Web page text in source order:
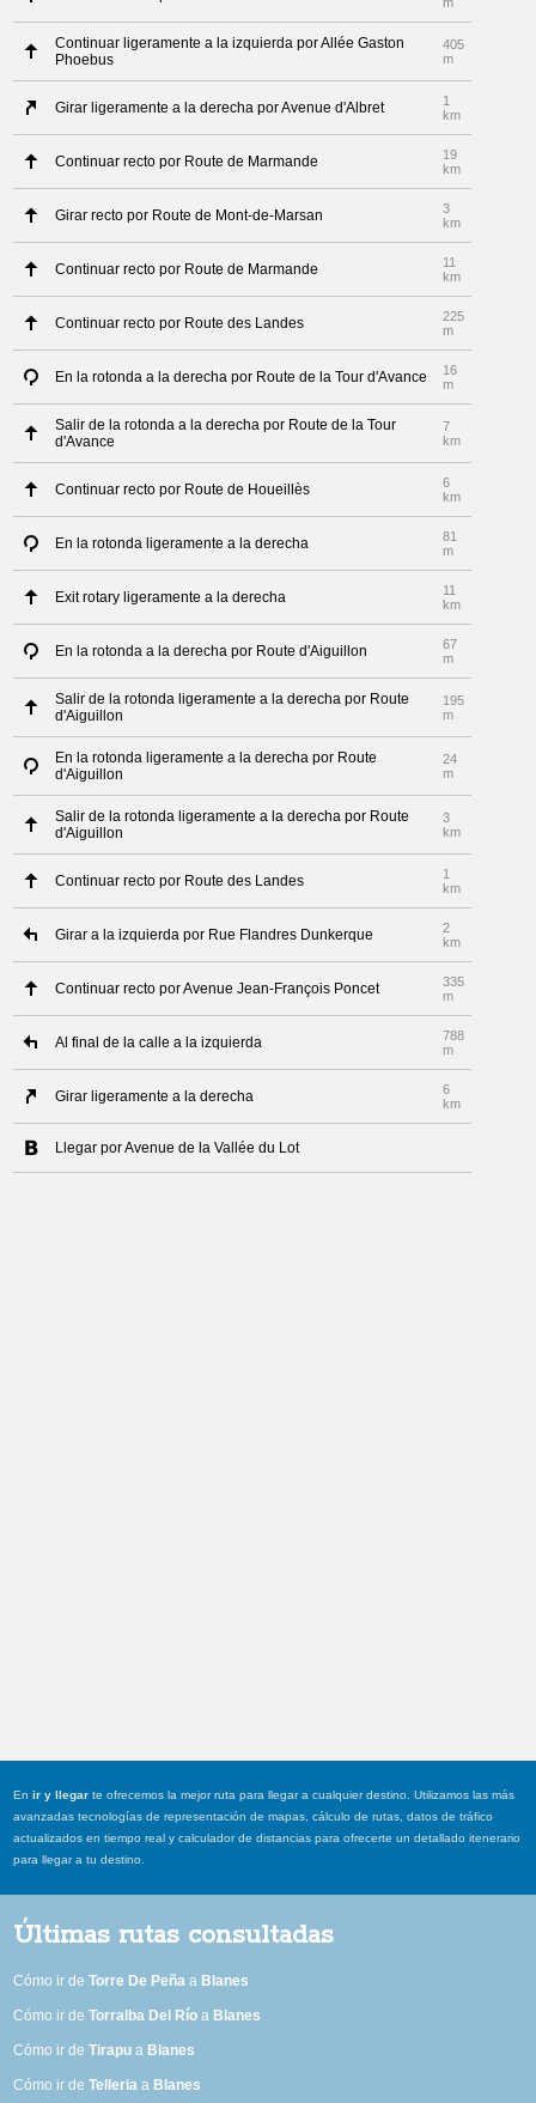
Continuar ligeramente a la izquierda por Allée Gaston
Phoebus
405
m
Girar ligeramente a la derecha por Avenue d'Albret
1
km
Continuar recto por Route de Marmande
19
km
Girar recto por Route de Mont-de-Marsan
3
km
Continuar recto por Route de Marmande
11
km
Continuar recto por Route des Landes
225
m
En la rotonda a la derecha por Route de la Tour d'Avance
16
m
Salir de la rotonda a la derecha por Route de la Tour
d'Avance
7
km
Continuar recto por Route de Houeillès
6
km
En la rotonda ligeramente a la derecha
81
m
Exit rotary ligeramente a la derecha
11
km
En la rotonda a la derecha por Route d'Aiguillon
67
m
Salir de la rotonda ligeramente a la derecha por Route
d'Aiguillon
195
m
En la rotonda ligeramente a la derecha por Route
d'Aiguillon
24
m
Salir de la rotonda ligeramente a la derecha por Route
d'Aiguillon
3
km
Continuar recto por Route des Landes
1
km
Girar a la izquierda por Rue Flandres Dunkerque
2
km
Continuar recto por Avenue Jean-François Poncet
335
m
Al final de la calle a la izquierda
788
m
Girar ligeramente a la derecha
6
km
Llegar por Avenue de la Vallée du Lot
Enir y llegar te ofrecemos la mejor ruta para llegar a cualquier destino. Utilizamos las más
avanzadas tecnologías de representación de mapas, cálculo de rutas, datos de tráfico
actualizados en tiempo real y calculador de distancias para ofrecerte un detallado itenerario
para llegar a tu destino.
Últimas rutas consultadas
Cómo ir deTorre De Peña a Blanes
Cómo ir deTorralba Del Río a Blanes
Cómo ir deTirapu a Blanes
Cómo ir deTelleria a Blanes